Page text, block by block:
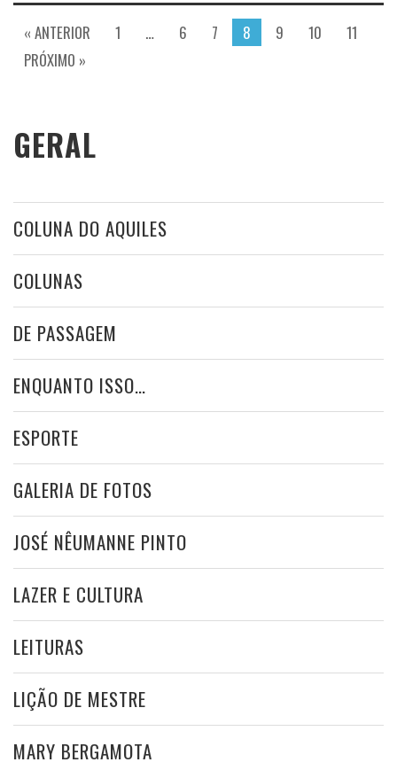
« ANTERIOR 1 … 6 7 8 9 10
11
PRÓXIMO »
GERAL
COLUNA DO AQUILES
COLUNAS
DE PASSAGEM
ENQUANTO ISSO…
ESPORTE
GALERIA DE FOTOS
JOSÉ NÊUMANNE PINTO
LAZER E CULTURA
LEITURAS
LIÇÃO DE MESTRE
MARY BERGAMOTA